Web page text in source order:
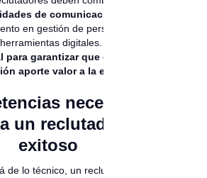
de comunicación
en gestión de personas y
digitales.
para garantizar que cada
aporte valor a la empresa
necesarias
un reclutador
exitoso
de lo técnico, un reclutador